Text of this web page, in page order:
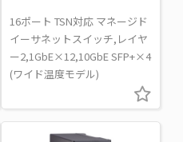
16ポート TSN対応 マネージド
イーサネットスイッチ,レイヤ
ー2,1GbE×12,10GbE SFP+×4
(ワイド温度モデル)